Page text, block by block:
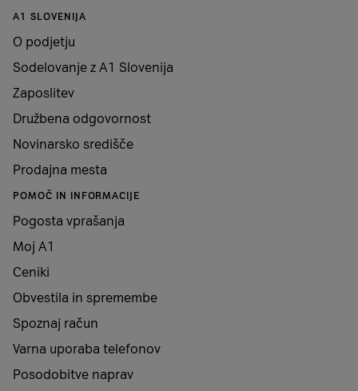
Teža
Dimenzije
Tip kartice SIM
Dual sim
GLAVNE LASTNOSTI
5G
A1 SLOVENIJA
O podjetju
Sodelovanje z A1 Slovenija
Zaposlitev
Družbena odgovornost
Novinarsko središče
Prodajna mesta
POMOČ IN INFORMACIJE
Pogosta vprašanja
Moj A1
Ceniki
Obvestila in spremembe
Spoznaj račun
Varna uporaba telefonov
Posodobitve naprav